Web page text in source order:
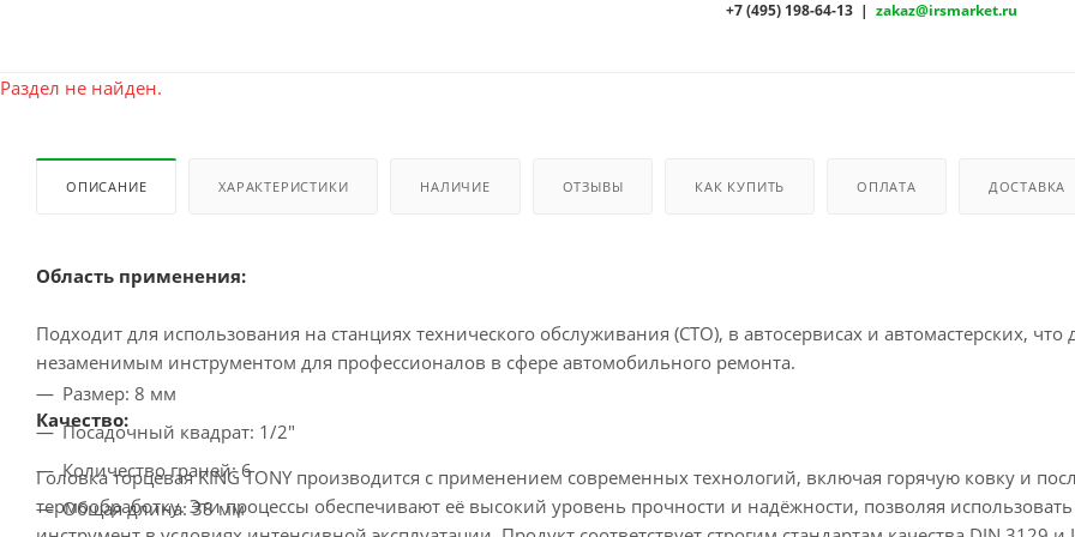
+7 (495) 198-64-13 |zakaz@irsmarket.ru
Раздел не найден.
ОПИСАНИЕ ХАРАКТЕРИСТИКИ НАЛИЧИЕ ОТЗЫВЫ КАК КУПИТЬ ОПЛАТА ДОСТАВКА
Область применения:
Подходит для использования на станциях технического обслуживания (СТО), в автосервисах и автомастерских, что
незаменимым инструментом для профессионалов в сфере автомобильного ремонта.
Качество:
Головка торцевая KING TONY производится с применением современных технологий, включая горячую ковку и
термообработку. Эти процессы обеспечивают её высокий уровень прочности и надёжности, позволяя использовать
Размер: 8 мм
Посадочный квадрат: 1/2"
Количество граней: 6
Общая длина: 38 мм